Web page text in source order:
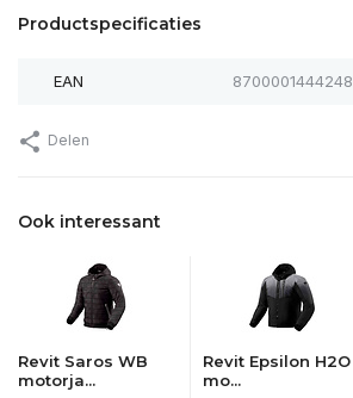
Productspecificaties
EAN 8700001444248
Delen
Ook interessant
Revit Saros WB
motorja...
Revit Epsilon H2O
mo...